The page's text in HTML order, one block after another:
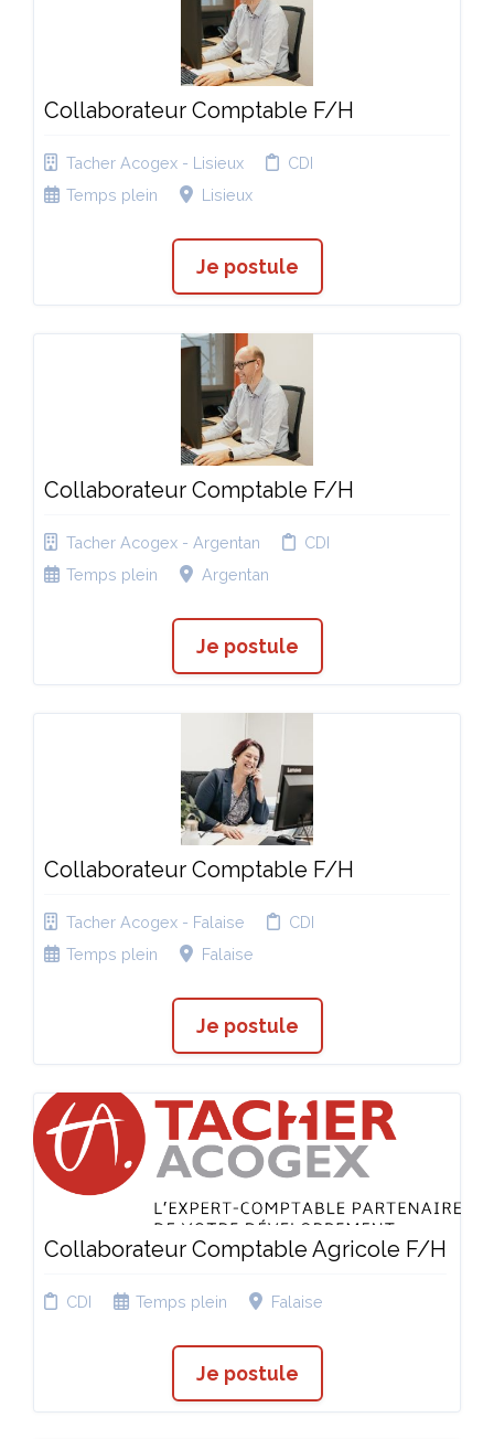
Collaborateur Comptable F/H
Tacher Acogex - Lisieux
CDI
Temps plein
Lisieux
Je postule
Collaborateur Comptable F/H
Tacher Acogex - Argentan
CDI
Temps plein
Argentan
Je postule
Collaborateur Comptable F/H
Tacher Acogex - Falaise
CDI
Temps plein
Falaise
Je postule
Collaborateur Comptable Agricole F/H
CDI Temps plein Falaise
Je postule